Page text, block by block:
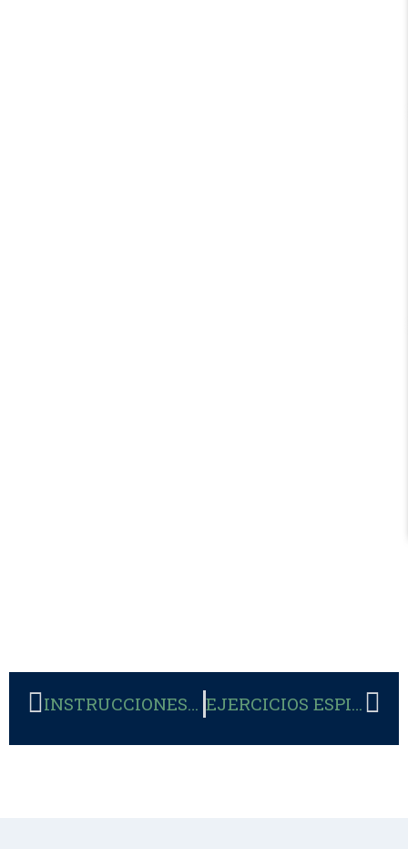
INSTRUCCIONES DELICIOSAS EJERCICIOS ESPIRITUALES DE 3º ESO